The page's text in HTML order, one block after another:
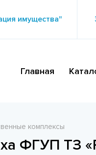
имущества"
Главная
комплексы
ФГУП ТЗ